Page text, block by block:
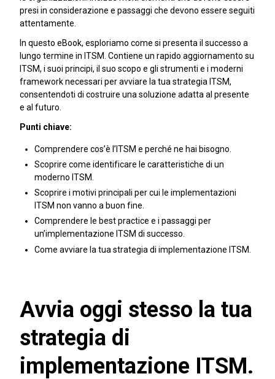
presi in considerazione e passaggi che devono essere seguiti
attentamente.
In questo eBook, esploriamo come si presenta il successo a
lungo termine in ITSM. Contiene un rapido aggiornamento su
ITSM, i suoi principi, il suo scopo e gli strumenti e i moderni
framework necessari per avviare la tua strategia ITSM,
consentendoti di costruire una soluzione adatta al presente
e al futuro.
Punti chiave:
Comprendere cos’è l’ITSM e perché ne hai bisogno.
Scoprire come identificare le caratteristiche di un
moderno ITSM.
Scoprire i motivi principali per cui le implementazioni
ITSM non vanno a buon fine.
Comprendere le best practice e i passaggi per
un’implementazione ITSM di successo.
Come avviare la tua strategia di implementazione ITSM.
Avvia oggi stesso la tua
strategia di
implementazione ITSM.